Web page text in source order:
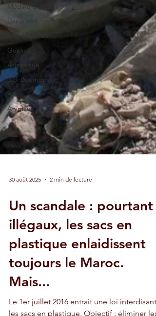
Médina d'Agadir
Danialand
Jebel Ighoud
Guelmim
Atlantique
Sidi Boumoussa
Atlas
Animaux
act
30 août 2025 2 min de lecture
Un scandale : pourtant
illégaux, les sacs en
plastique enlaidissent
toujours le Maroc.
Mais...